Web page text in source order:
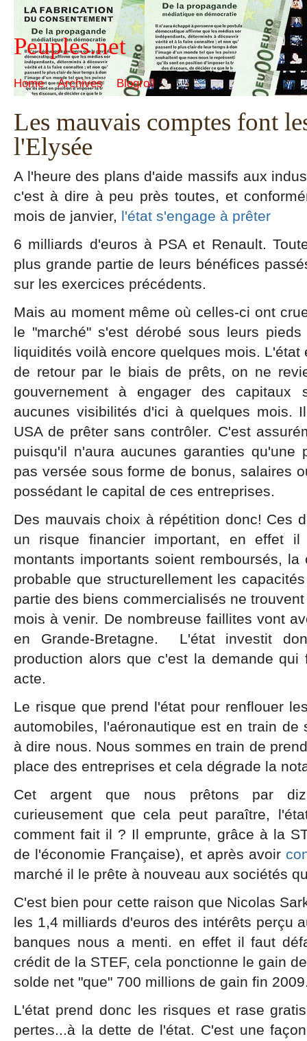
Peuples.net
Home Archives Blogroll
Les mauvais comptes font
l'Elysée
A l'heure des plans d'aide massifs aux
c'est à dire à peu près toutes, et
mois de janvier, l'état s'engage à prêter
6 milliards d'euros à PSA et Renault.
plus grande partie de leurs bénéfices
sur les exercices précédents.
Mais au moment même où celles-ci ont
le "marché" s'est dérobé sous leurs
liquidités voilà encore quelques mois.
de retour par le biais de prêts, on ne
gouvernement à engager des
aucunes visibilités d'ici à quelques mois.
USA de prêter sans contrôler. C'est
puisqu'il n'aura aucunes garanties
pas versée sous forme de bonus, salaires
possédant le capital de ces entreprises.
Des mauvais choix à répétition donc! Ces
un risque financier important, en effet
montants importants soient remboursés,
probable que structurellement les
partie des biens commercialisés ne
mois à venir. De nombreuse faillites vont
en Grande-Bretagne. L'état investit
production alors que c'est la demande qui
acte.
Le risque que prend l'état pour renflouer
automobiles, l'aéronautique est en train
à dire nous. Nous sommes en train de
place des entreprises et cela dégrade la
Cet argent que nous prêtons par
curieusement que cela peut paraître,
comment fait il ? Il emprunte, grâce à la
de l'économie Française), et après avoir
marché il le prête à nouveau aux sociétés
C'est bien pour cette raison que Nicolas
les 1,4 milliards d'euros des intérêts perçu
banques nous a menti. en effet il faut
crédit de la STEF, cela ponctionne le gain
solde net "que" 700 millions de gain fin
L'état prend donc les risques et rase
pertes...à la dette de l'état. C'est une